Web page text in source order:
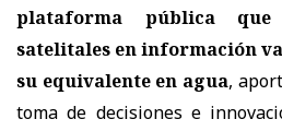
plataforma pública
satelitales en información
su equivalente en agua,
toma de decisiones e